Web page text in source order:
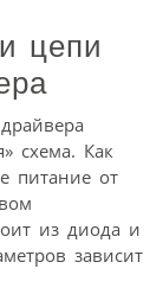
цепи
схема. Как
питание от
из диода и
зависит